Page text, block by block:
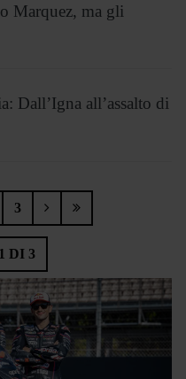
Marquez, ma gli
Dall’Igna all’assalto di
DI 3
3